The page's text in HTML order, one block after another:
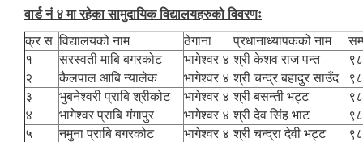
वार्ड नं ४ मा रहेका सामुदायिक विद्यालयहरुको विवरणः
क्र स विद्यालयको नाम ठेगाना प्रधानाध्यापकको नाम
१
सरस्वती माबि बगरकोट भागेश्वर ४ श्री केशव राज पन्त
२
कैलपाल आबि न्यालेक भागेश्वर ४ श्री चन्द्र बहादुर साउँद
३
भुबनेश्वरी प्राबि श्रीकोट भागेश्वर ४ श्री बसन्ती भट्ट
४
भागेश्वर प्राबि गंगापुर भागेश्वर ४ श्री देव सिंह भाट
५
नमुना प्राबि बगरकोट भागेश्वर ४ श्री चन्द्रा देवी भट्ट